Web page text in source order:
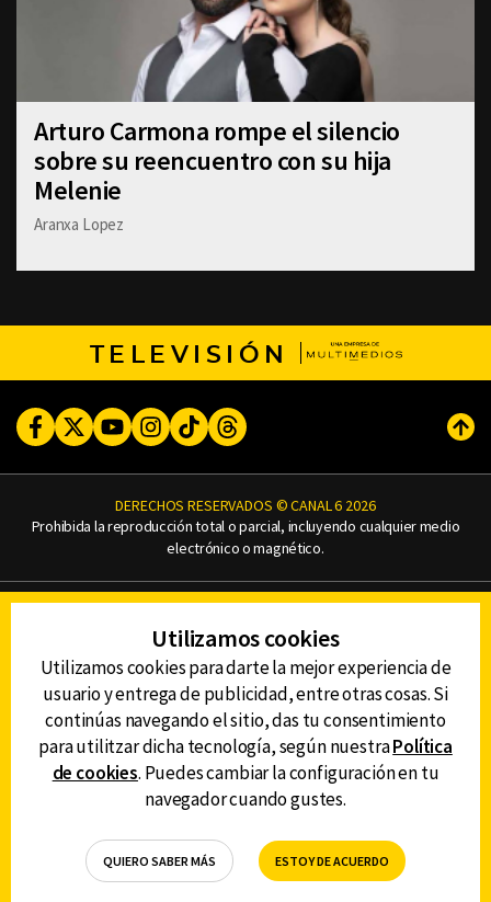
Arturo Carmona rompe el silencio
sobre su reencuentro con su hija
Melenie
Aranxa Lopez
TELEVISIÓN
FacebookTwitterYoutubeInstagram
TikTokThreads
DERECHOS RESERVADOS © CANAL 6 2026
Prohibida la reproducción total o parcial, incluyendo cualquier medio
electrónico o magnético.
AVISO DE PRIVACIDAD
AVISO LEGAL
DEFENSORÍA DE LAS AUDIENCIAS
DESCARGA LA APP DE CANAL 6
Utilizamos cookies
Utilizamos cookies para darte la mejor experiencia de
usuario y entrega de publicidad, entre otras cosas. Si
continúas navegando el sitio, das tu consentimiento
para utilitzar dicha tecnología, según nuestraPolítica
de cookies. Puedes cambiar la configuración en tu
navegador cuando gustes.
QUIERO SABER MÁS ESTOY DE ACUERDO